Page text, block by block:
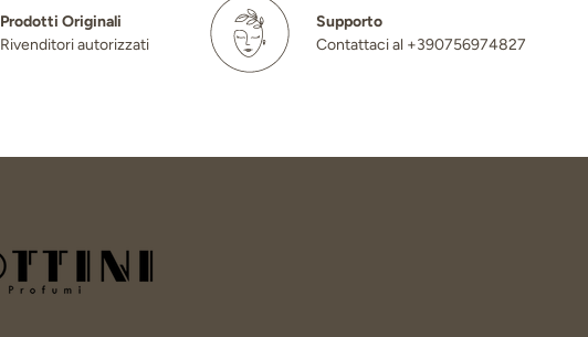
Prodotti Originali
Rivenditori autorizzati
Supporto
Contattaci al +390756974827